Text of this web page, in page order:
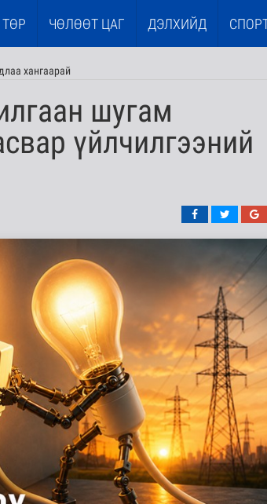
ЧӨЛӨӨТ ЦАГ ДЭЛХИЙД
хангаарай
төгрөгөөр арвижлаа
шугам
үйлчилгээний